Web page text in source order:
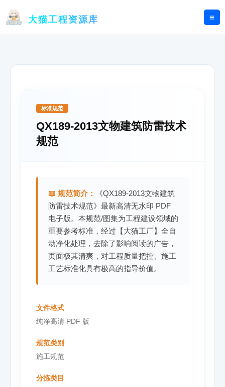
大猫工程资源库
标准规范
QX189-2013文物建筑防雷技术
规范
📖 规范简介：
《QX189-2013文物建筑
防雷技术规范》最新高清无水印 PDF
电子版。本规范/图集为工程建设领域的
重要参考标准，经过【大猫工厂】全自
动净化处理，去除了影响阅读的广告，
页面极其清爽，对工程质量把控、施工
工艺标准化具有极高的指导价值。
文件格式
纯净高清 PDF 版
规范类别
施工规范
分拣类目